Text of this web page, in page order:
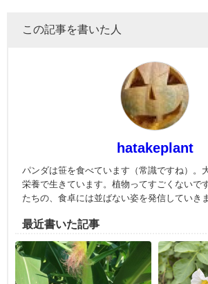
この記事を書いた人
hatakeplant
パンダは笹を食べています（常識ですね）。
栄養で生きています。植物ってすごくないで
たちの、食卓には並ばない姿を発信していき
最近書いた記事